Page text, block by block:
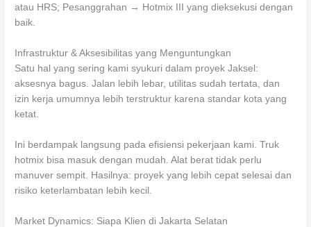
atau HRS; Pesanggrahan → Hotmix III yang dieksekusi dengan
baik.
Infrastruktur & Aksesibilitas yang Menguntungkan
Satu hal yang sering kami syukuri dalam proyek Jaksel:
aksesnya bagus. Jalan lebih lebar, utilitas sudah tertata, dan
izin kerja umumnya lebih terstruktur karena standar kota yang
ketat.
Ini berdampak langsung pada efisiensi pekerjaan kami. Truk
hotmix bisa masuk dengan mudah. Alat berat tidak perlu
manuver sempit. Hasilnya: proyek yang lebih cepat selesai dan
risiko keterlambatan lebih kecil.
Market Dynamics: Siapa Klien di Jakarta Selatan